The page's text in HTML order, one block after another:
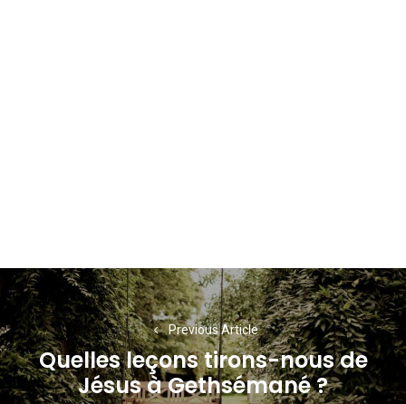
Navigation
de
l’article
Previous Article
Previous
post:
Quelles leçons tirons-nous de
Jésus à Gethsémané ?